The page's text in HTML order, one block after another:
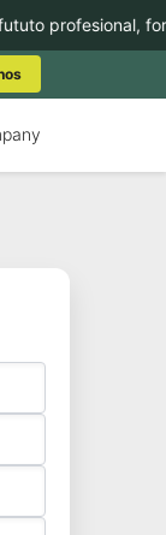
profesional,